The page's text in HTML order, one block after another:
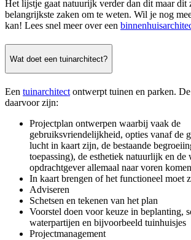
Het lijstje gaat natuurijk verder dan dit maar dit
belangrijkste zaken om te weten. Wil je nog
kan! Lees snel meer over een
Wat doet een tuinarchitect?
Een tuinarchitect ontwerpt tuinen en parken.
daarvoor zijn:
Projectplan ontwerpen waarbij vaak de
gebruiksvriendelijkheid, opties vanaf de
lucht in kaart zijn, de bestaande
toepassing), de esthetiek natuurlijk en de
opdrachtgever allemaal naar voren komen
In kaart brengen of het functioneel moet
Adviseren
Schetsen en tekenen van het plan
Voorstel doen voor keuze in beplanting,
waterpartijen en bijvoorbeeld tuinhuisjes
Projectmanagement